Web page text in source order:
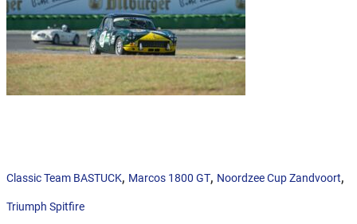
Classic Team BASTUCK, Marcos 1800 GT, Noordzee Cup Zandvoort,
Triumph Spitfire